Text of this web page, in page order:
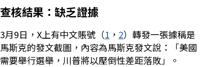
查核結果：缺乏證據
3月9日，X上有中文賬號（1 ， 2）轉發一張據稱是
馬斯克的發文截圖，內容為馬斯克發文說：「美國
需要舉行選舉，川普將以壓倒性差距落敗」。